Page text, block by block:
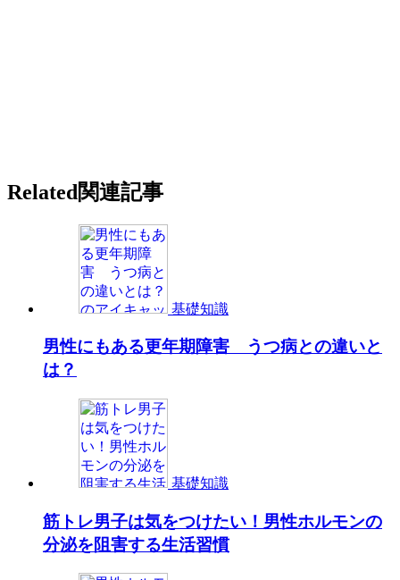
Related関連記事
基礎知識
男性にもある更年期障害 うつ病との違いと
は？
基礎知識
筋トレ男子は気をつけたい！男性ホルモンの
分泌を阻害する生活習慣